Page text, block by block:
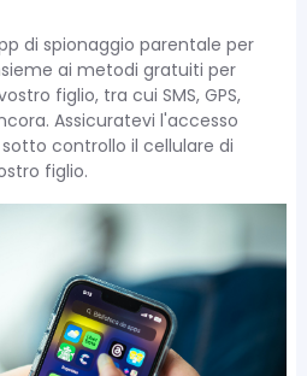
di spionaggio parentale per
ai metodi gratuiti per
figlio, tra cui SMS, GPS,
Assicuratevi l'accesso
controllo il cellulare di
figlio.